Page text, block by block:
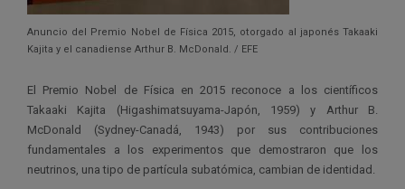
Anuncio del Premio Nobel de Física 2015, otorgado al japonés Takaaki
Kajita y el canadiense Arthur B. McDonald. / EFE
El Premio Nobel de Física en 2015 reconoce a los científicos
Takaaki Kajita (Higashimatsuyama-Japón, 1959) y Arthur B.
McDonald (Sydney-Canadá, 1943) por sus contribuciones
fundamentales a los experimentos que demostraron que los
neutrinos, una tipo de partícula subatómica, cambian de identidad.